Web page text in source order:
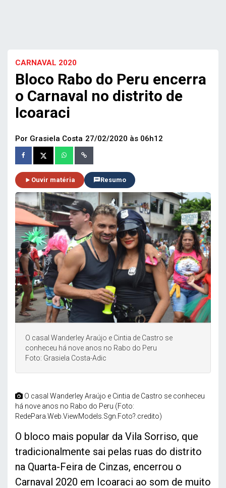
CARNAVAL 2020
Bloco Rabo do Peru encerra
o Carnaval no distrito de
Icoaraci
Por Grasiela Costa 27/02/2020 às 06h12
Ouvir matéria Resumo
O casal Wanderley Araújo e Cintia de Castro se
conheceu há nove anos no Rabo do Peru
Foto: Grasiela Costa-Adic
O casal Wanderley Araújo e Cintia de Castro se conheceu
há nove anos no Rabo do Peru (Foto:
RedePara.Web.ViewModels.Sgn.Foto?.credito)
O bloco mais popular da Vila Sorriso, que
tradicionalmente sai pelas ruas do distrito
na Quarta-Feira de Cinzas, encerrou o
Carnaval 2020 em Icoaraci ao som de muito